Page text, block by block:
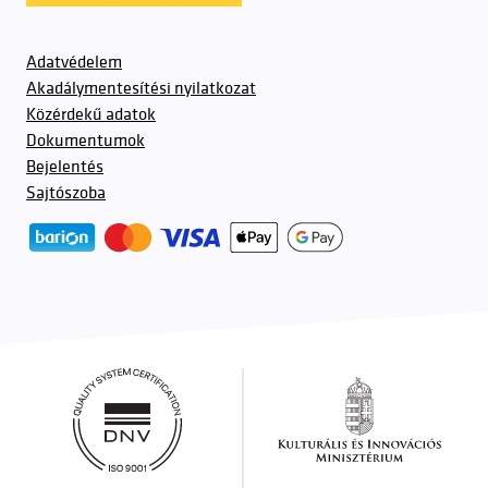
Adatvédelem
Akadálymentesítési nyilatkozat
Közérdekű adatok
Dokumentumok
Bejelentés
Sajtószoba